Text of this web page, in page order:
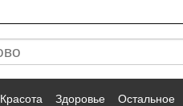
Красота Здоровье Остальное